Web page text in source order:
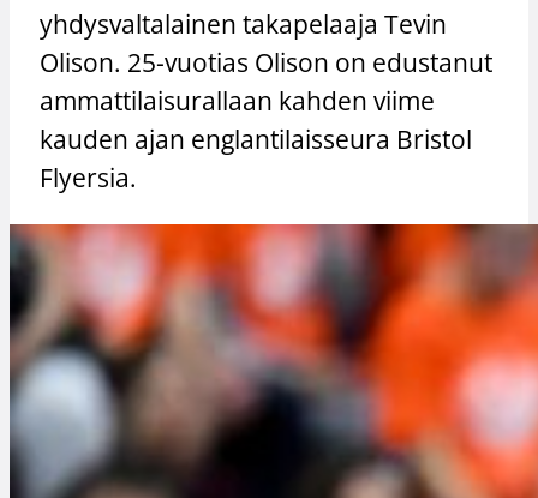
yhdysvaltalainen takapelaaja Tevin
Olison. 25-vuotias Olison on edustanut
ammattilaisurallaan kahden viime
kauden ajan englantilaisseura Bristol
Flyersia.